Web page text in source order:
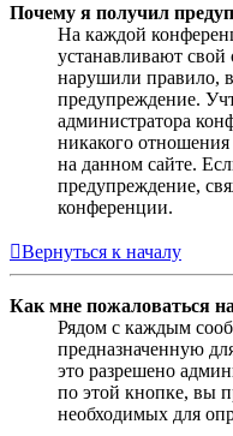
Почему я получил
На каждой
устанавливают
нарушили правило,
предупреждение.
администратора
никакого
на данном сайте.
предупреждение,
конференции.
Вернуться к началу
Как мне пожаловаться
Рядом с каждым
предназначенную
это разрешено
по этой кнопке, вы
необходимых для